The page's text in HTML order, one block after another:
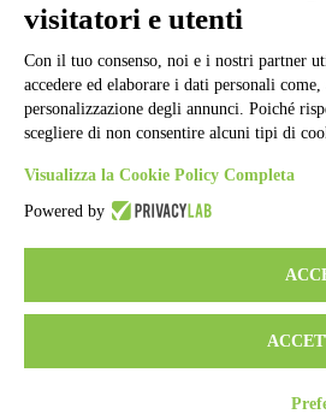
visitatori e utenti
Con il tuo consenso, noi e i nostri partner
accedere ed elaborare i dati personali
personalizzazione degli annunci. Poiché
scegliere di non consentire alcuni tipi di
Visualizza la Cookie Policy Completa
Powered by